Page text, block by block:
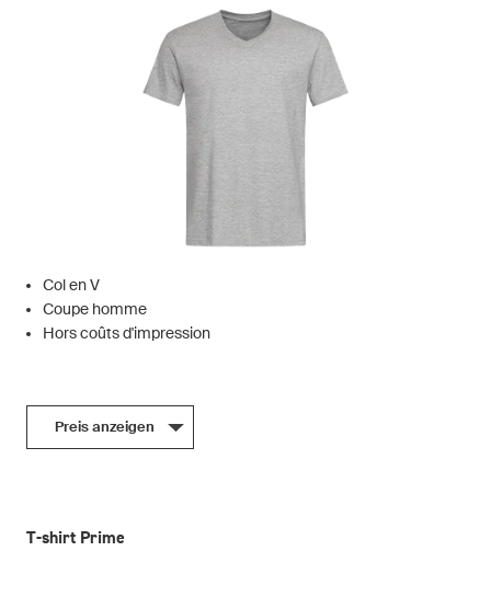
Col en V
Coupe homme
Hors coûts d'impression
Preis anzeigen
T-shirt Prime